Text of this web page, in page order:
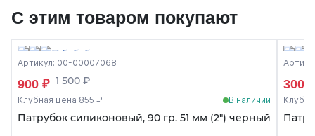
С этим товаром покупают
Артикул: 00-00007068
900 ₽ 1 500 ₽
Клубная цена 855 ₽ В наличии
Патрубок силиконовый, 90 гр. 51 мм (2") черный
300